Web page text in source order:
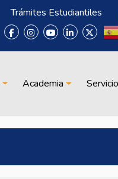
Trámites Estudiantiles
Academia